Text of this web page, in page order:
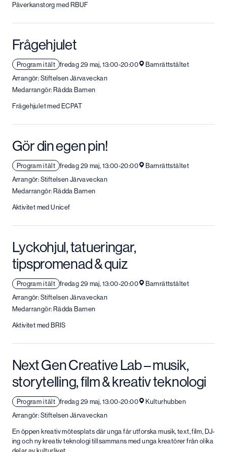
Påverkanstorg med RBUF
Frågehjulet
Program i tält fredag 29 maj, 13:00-20:00
Barnrättstältet
Arrangör: Stiftelsen Järvaveckan
Medarrangör: Rädda Barnen
Frågehjulet med ECPAT
Gör din egen pin!
Program i tält fredag 29 maj, 13:00-20:00
Barnrättstältet
Arrangör: Stiftelsen Järvaveckan
Medarrangör: Rädda Barnen
Aktivitet med Unicef
Lyckohjul, tatueringar,
tipspromenad & quiz
Program i tält fredag 29 maj, 13:00-20:00
Barnrättstältet
Arrangör: Stiftelsen Järvaveckan
Medarrangör: Rädda Barnen
Aktivitet med BRIS
Next Gen Creative Lab – musik,
storytelling, film & kreativ teknologi
Program i tält fredag 29 maj, 13:00-20:00
Kulturhubben
Arrangör: Stiftelsen Järvaveckan
En öppen kreativ mötesplats där unga får utforska musik, text, film, DJ-
ing och ny kreativ teknologi tillsammans med unga kreatörer från olika